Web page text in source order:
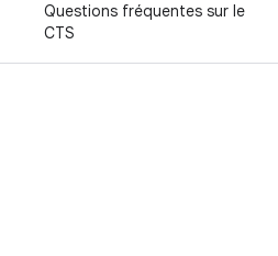
Questions fréquentes sur le
CTS